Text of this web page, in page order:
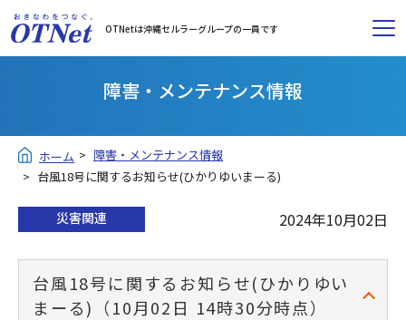
OTNetは沖縄セルラーグループの一員です
障害・メンテナンス情報
ホーム
障害・メンテナンス情報
台風18号に関するお知らせ(ひかりゆいまーる)
災害関連 2024年10月02日
台風18号に関するお知らせ(ひかりゆい
まーる)（10月02日 14時30分時点）